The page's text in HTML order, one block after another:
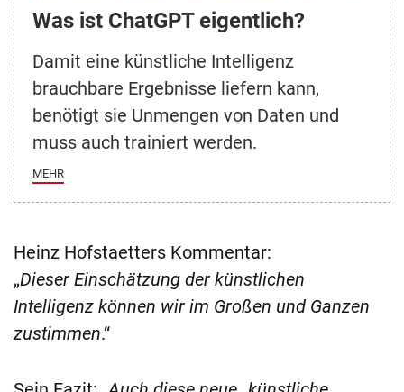
Was ist ChatGPT eigentlich?
Damit eine künstliche Intelligenz
brauchbare Ergebnisse liefern kann,
benötigt sie Unmengen von Daten und
muss auch trainiert werden.
MEHR
Heinz Hofstaetters Kommentar:
„Dieser Einschätzung der künstlichen
Intelligenz können wir im Großen und Ganzen
zustimmen.“